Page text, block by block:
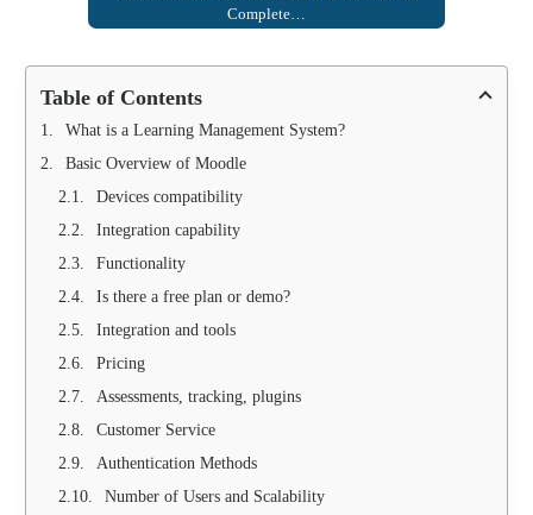
Complete…
Table of Contents
What is a Learning Management System?
Basic Overview of Moodle
Devices compatibility
Integration capability
Functionality
Is there a free plan or demo?
Integration and tools
Pricing
Assessments, tracking, plugins
Customer Service
Authentication Methods
Number of Users and Scalability